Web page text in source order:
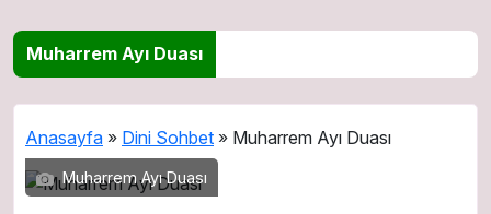
Muharrem Ayı Duası
Anasayfa » Dini Sohbet » Muharrem Ayı Duası
Muharrem Ayı Duası